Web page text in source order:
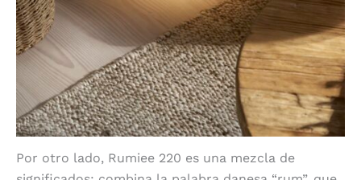
Por otro lado, Rumiee 220 es una mezcla de